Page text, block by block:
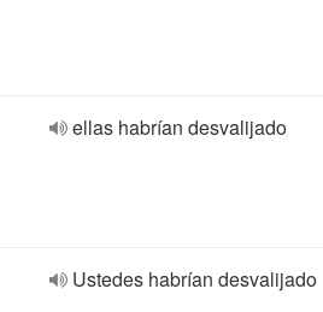
ellas habrían desvalijado
Ustedes habrían desvalijado